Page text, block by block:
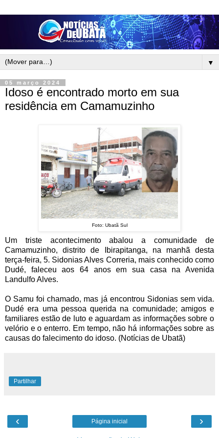
▼
05 março 2024
Idoso é encontrado morto em sua
residência em Camamuzinho
Foto: Ubatã Sul
Um triste acontecimento abalou a comunidade de
Camamuzinho, distrito de Ibirapitanga, na manhã desta
terça-feira, 5. Sidonias Alves Correria, mais conhecido como
Dudé, faleceu aos 64 anos em sua casa na Avenida
Landulfo Alves.
O Samu foi chamado, mas já encontrou Sidonias sem vida.
Dudé era uma pessoa querida na comunidade; amigos e
familiares estão de luto e aguardam as informações sobre o
velório e o enterro. Em tempo, não há informações sobre as
causas do falecimento do idoso. (Notícias de Ubatã)
Partilhar
‹ ›
Página inicial